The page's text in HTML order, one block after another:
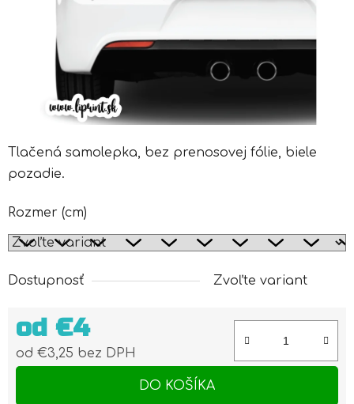
Tlačená samolepka, bez prenosovej fólie, biele
pozadie.
Rozmer (cm)
Dostupnosť Zvoľte variant
od €4
od €3,25 bez DPH
DO KOŠÍKA